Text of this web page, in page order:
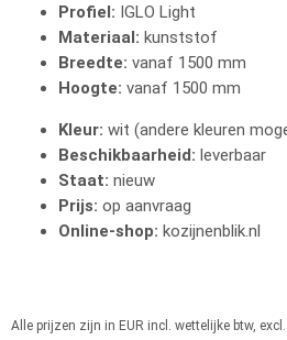
Profiel: IGLO Light
Materiaal: kunststof
Breedte: vanaf 1500 mm
Hoogte: vanaf 1500 mm
Kleur: wit (andere kleuren
Beschikbaarheid: leverbaar
Staat: nieuw
Prijs: op aanvraag
Online-shop: kozijnenblik.nl
Alle prijzen zijn in EUR incl. wettelijke btw,